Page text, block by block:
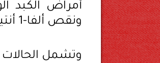
أمراض الكبد
ونقص ألفا-1 أنتيتريبسين.
وتشمل الحالات